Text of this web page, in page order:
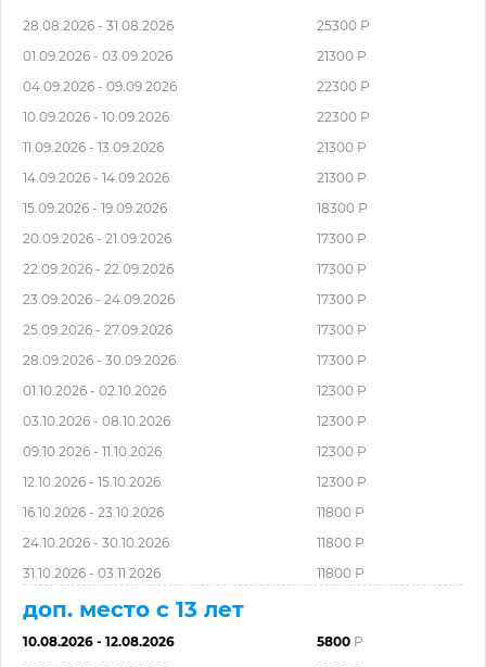
28.08.2026 - 31.08.2026
01.09.2026 - 03.09.2026
04.09.2026 - 09.09.2026
10.09.2026 - 10.09.2026
11.09.2026 - 13.09.2026
14.09.2026 - 14.09.2026
15.09.2026 - 19.09.2026
20.09.2026 - 21.09.2026
22.09.2026 - 22.09.2026
23.09.2026 - 24.09.2026
25.09.2026 - 27.09.2026
28.09.2026 - 30.09.2026
01.10.2026 - 02.10.2026
03.10.2026 - 08.10.2026
09.10.2026 - 11.10.2026
12.10.2026 - 15.10.2026
16.10.2026 - 23.10.2026
24.10.2026 - 30.10.2026
31.10.2026 - 03.11.2026
25300 Р
21300 Р
22300 Р
22300 Р
21300 Р
21300 Р
18300 Р
17300 Р
17300 Р
17300 Р
17300 Р
17300 Р
12300 Р
12300 Р
12300 Р
12300 Р
11800 Р
11800 Р
11800 Р
доп. место с 13 лет
10.08.2026 - 12.08.2026
5800 Р